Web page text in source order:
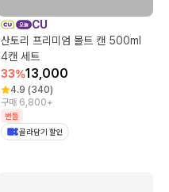
CU
산토리 프리미엄 몰트 캔 500ml
4캔 세트
33%13,000
4.9 (340)
구매 6,800+
번들
골라담기 할인